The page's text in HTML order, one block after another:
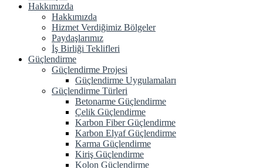
Hakkımızda
Hakkımızda
Hizmet Verdiğimiz Bölgeler
Paydaşlarımız
İş Birliği Teklifleri
Güçlendirme
Güçlendirme Projesi
Güçlendirme Uygulamaları
Güçlendirme Türleri
Betonarme Güçlendirme
Çelik Güçlendirme
Karbon Fiber Güçlendirme
Karbon Elyaf Güçlendirme
Karma Güçlendirme
Kiriş Güçlendirme
Kolon Güçlendirme